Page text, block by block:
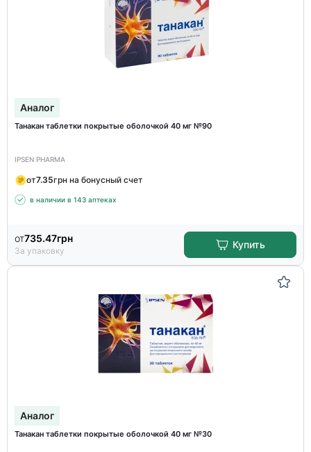
Аналог
Танакан таблетки покрытые оболочкой 40 мг №90
IPSEN PHARMA
от7.35грн на бонусный счет
в наличии в 143 аптеках
от735.47грн
За упаковку
Купить
Аналог
Танакан таблетки покрытые оболочкой 40 мг №30